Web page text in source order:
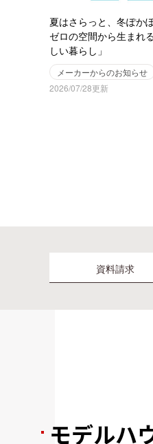
夏はさらっと、冬ぽか
ゼロの空間から生まれ
しい暮らし」
メーカーからのお知らせ
2026/07/28更新
資料請求
モデルハ